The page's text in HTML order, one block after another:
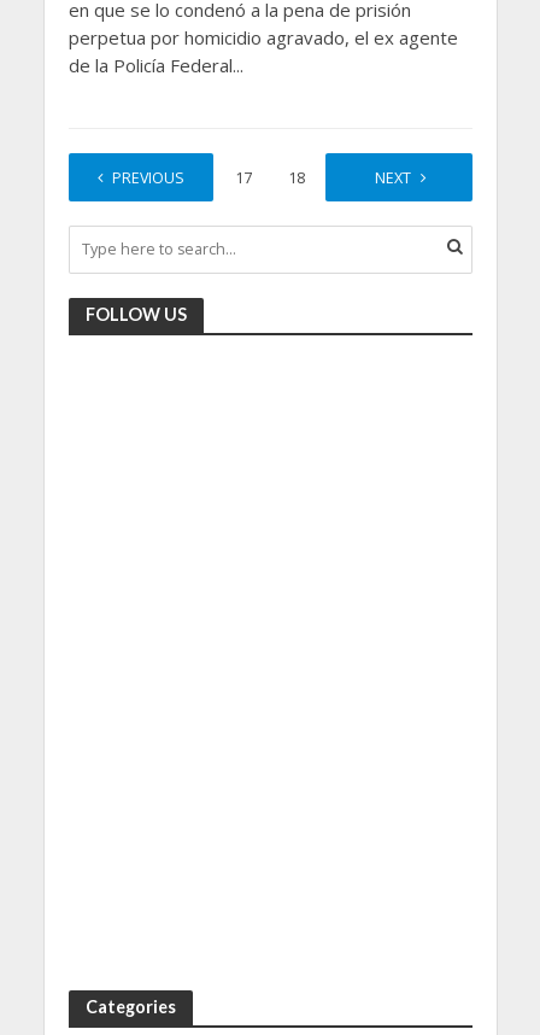
en que se lo condenó a la pena de prisión
perpetua por homicidio agravado, el ex agente
de la Policía Federal...
PREVIOUS
1 17 18 20
NEXT
FOLLOW US
Categories